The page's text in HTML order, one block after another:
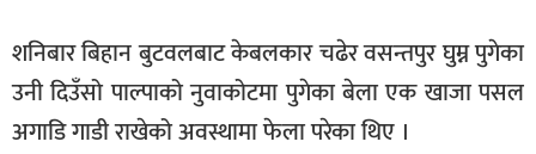
शनिबार बिहान बुटवलबाट केबलकार चढेर वसन्तपुर घुम्न पुगेका
उनी दिउँसो पाल्पाको नुवाकोटमा पुगेका बेला एक खाजा पसल
अगाडि गाडी राखेको अवस्थामा फेला परेका थिए ।